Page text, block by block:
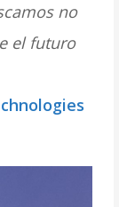
no
el futuro